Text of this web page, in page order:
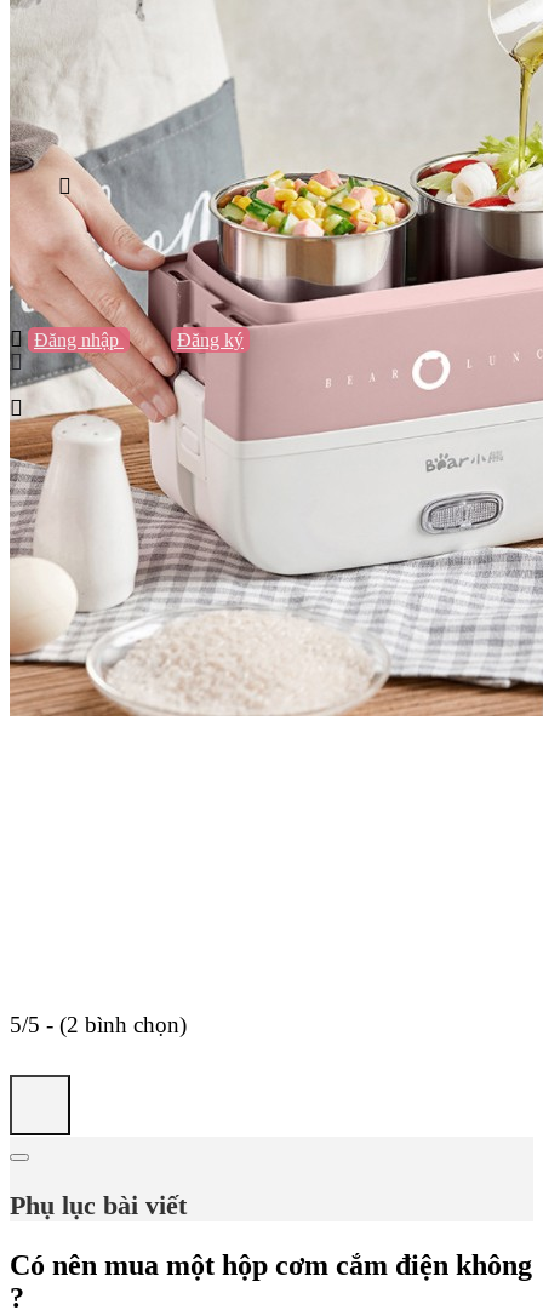
Vũng Tàu
Thừa Thiên Huế
Khác…
Blog
Sách / Truyện
Lifestyle
Giải trí
Thương hiệu
Tạo thương hiệu
Đăng nhập hoặc Đăng ký
Tạo thương hiệu
5/5 - (2 bình chọn)
Phụ lục bài viết
Có nên mua một hộp cơm cắm điện không
?